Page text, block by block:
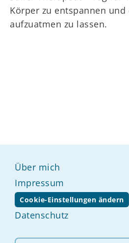
Körper zu entspannen und
aufzuatmen zu lassen.
Über mich
Impressum
Cookie-Einstellungen ändern
Datenschutz